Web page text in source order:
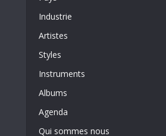
Industrie
Artistes
Styles
Instruments
Albums
Agenda
Qui sommes nous